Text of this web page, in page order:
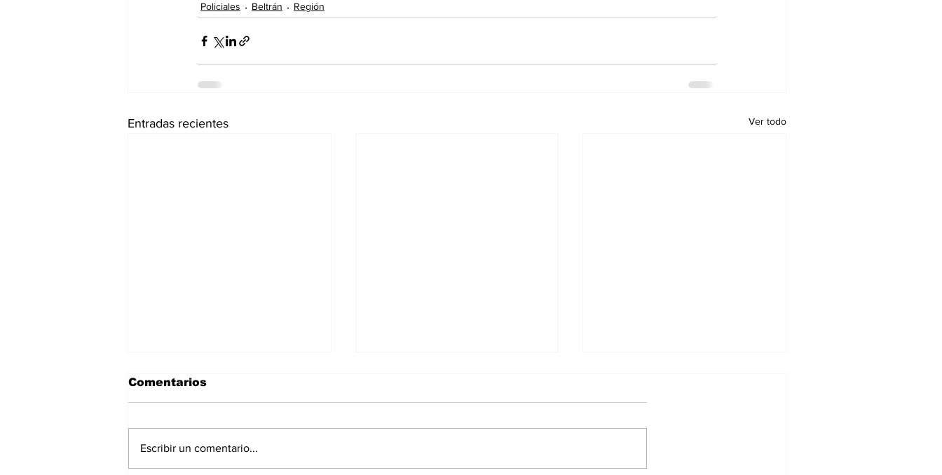
Policiales
Beltrán Región
Entradas recientes Ver todo
Comentarios
Escribir un comentario...